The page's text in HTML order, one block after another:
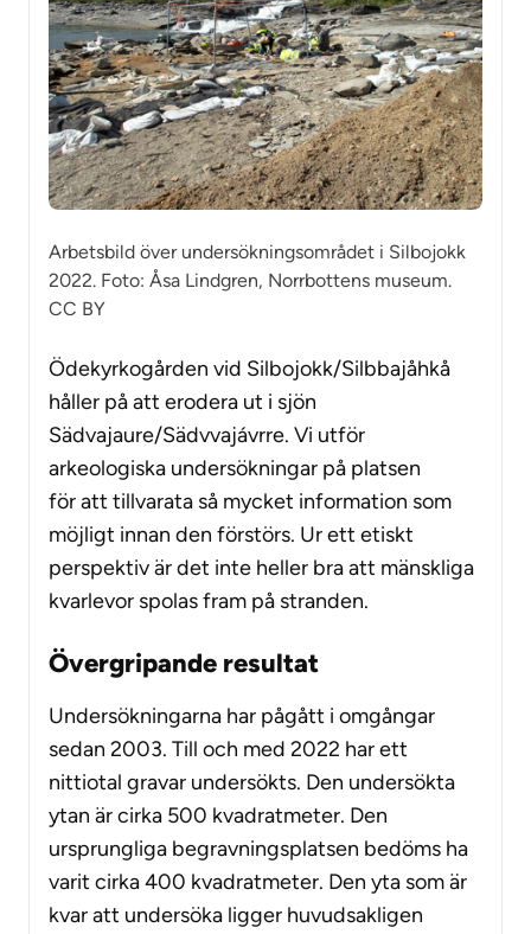
Arbetsbild över undersökningsområdet i Silbojokk
2022. Foto: Åsa Lindgren, Norrbottens museum.
CC BY
Ödekyrkogården vid Silbojokk/Silbbajåhkå
håller på att erodera ut i sjön
Sädvajaure/Sädvvajávrre. Vi utför
arkeologiska undersökningar på platsen
föratt tillvarata så mycket information som
möjligt innan den förstörs. Ur ett etiskt
perspektiv är det inte heller bra att mänskliga
kvarlevor spolas fram på stranden.
Övergripande resultat
Undersökningarna har pågått i omgångar
sedan 2003. Till och med 2022 har ett
nittiotal gravar undersökts. Den undersökta
ytan är cirka 500 kvadratmeter. Den
ursprungliga begravningsplatsen bedöms ha
varit cirka 400 kvadratmeter. Den yta som är
kvar att undersöka ligger huvudsakligen